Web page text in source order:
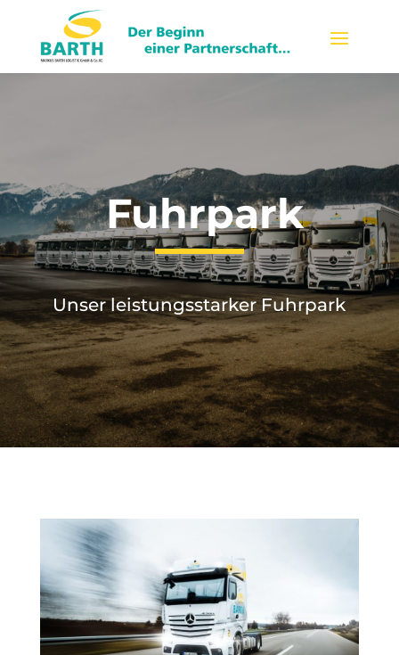
Fuhrpark
Unser leistungsstarker Fuhrpark